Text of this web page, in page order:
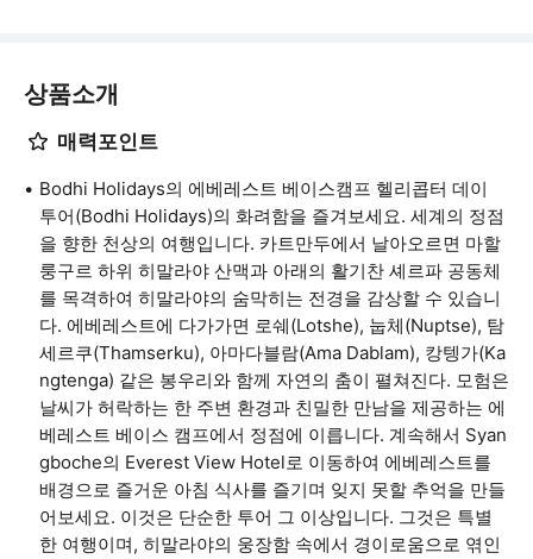
상품소개
매력포인트
Bodhi Holidays의 에베레스트 베이스캠프 헬리콥터 데이
투어(Bodhi Holidays)의 화려함을 즐겨보세요. 세계의 정점
을 향한 천상의 여행입니다. 카트만두에서 날아오르면 마할
룽구르 하위 히말라야 산맥과 아래의 활기찬 셰르파 공동체
를 목격하여 히말라야의 숨막히는 전경을 감상할 수 있습니
다. 에베레스트에 다가가면 로쉐(Lotshe), 눕체(Nuptse), 탐
세르쿠(Thamserku), 아마다블람(Ama Dablam), 캉텡가(Ka
ngtenga) 같은 봉우리와 함께 자연의 춤이 펼쳐진다. 모험은
날씨가 허락하는 한 주변 환경과 친밀한 만남을 제공하는 에
베레스트 베이스 캠프에서 정점에 이릅니다. 계속해서 Syan
gboche의 Everest View Hotel로 이동하여 에베레스트를
배경으로 즐거운 아침 식사를 즐기며 잊지 못할 추억을 만들
어보세요. 이것은 단순한 투어 그 이상입니다. 그것은 특별
한 여행이며, 히말라야의 웅장함 속에서 경이로움으로 엮인